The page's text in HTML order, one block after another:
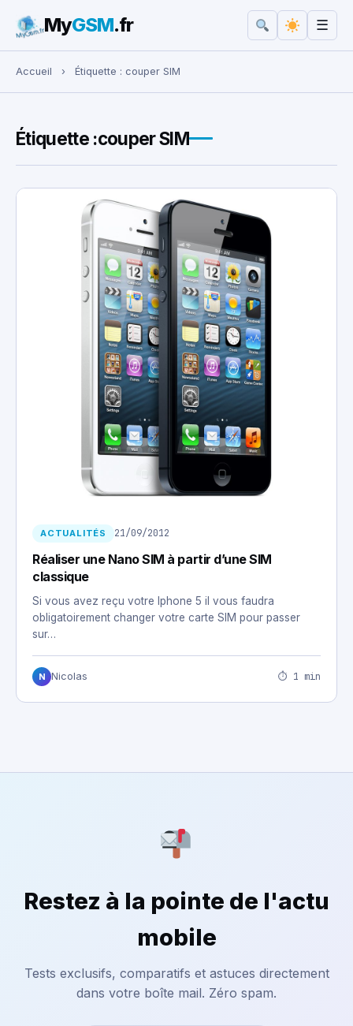
Rechercher :
MyGSM.fr ☰
Accueil › Étiquette : couper SIM
Étiquette :couper SIM
ACTUALITÉS 21/09/2012
Réaliser une Nano SIM à partir d’une SIM
classique
Si vous avez reçu votre Iphone 5 il vous faudra
obligatoirement changer votre carte SIM pour passer
sur…
N Nicolas ⏱ 1 min
Restez à la pointe de l'actu
mobile
Tests exclusifs, comparatifs et astuces directement
dans votre boîte mail. Zéro spam.